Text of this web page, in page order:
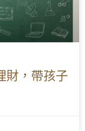
財，帶孩子